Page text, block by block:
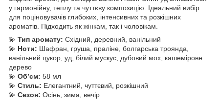
у гармонійну, теплу та чуттєву композицію. Ідеальний вибір
для поціновувачів глибоких, інтенсивних та розкішних
ароматів. Підходить як жінкам, так і чоловікам.
💫 Тип аромату: Східний, деревний, ванільний
💫 Ноти: Шафран, груша, праліне, болгарська троянда,
ванільний цукор, уд, білий мускус, дубовий мох, кашемірове
дерево
💫 Обʼєм: 58 мл
💫 Стиль: Елегантний, чуттєвий, розкішний
💫 Сезон: Осінь, зима, вечір